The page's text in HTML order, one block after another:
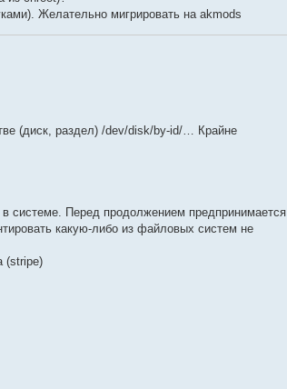
Желательно мигрировать на akmods
(диск, раздел) /dev/disk/by-id/… Крайне
системе. Перед продолжением предпринимается
какую-либо из файловых систем не
(stripe)